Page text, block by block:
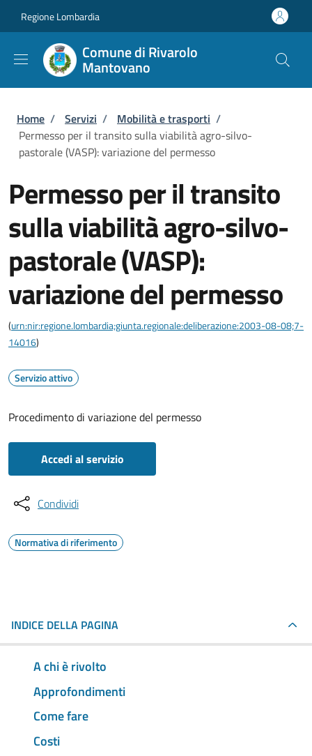
Regione Lombardia
Comune di Rivarolo
Mantovano
Briciole di pane
Home / Servizi / Mobilità e trasporti /
Permesso per il transito sulla viabilità agro-silvo-
pastorale (VASP): variazione del permesso
Permesso per il transito
sulla viabilità agro-silvo-
pastorale (VASP):
variazione del permesso
(urn:nir:regione.lombardia;giunta.regionale:deliberazione:2003-08-08;7-
14016)
Servizio attivo
Procedimento di variazione del permesso
Accedi al servizio
Condividi
Normativa di riferimento
INDICE DELLA PAGINA
A chi è rivolto
Approfondimenti
Come fare
Costi